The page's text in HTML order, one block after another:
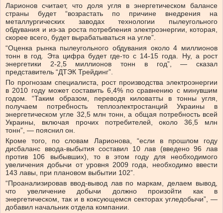
Ларионов считает, что доля угля в энергетическом балансе
страны будет “возрастать по причине внедрения на
металлургических заводах технологии пылеугольного
обдувания и из-за роста потребления электроэнергии, которая,
скорее всего, будет вырабатываться на угле”.
“Оценка рынка пылеугольного обдувания около 4 миллионов
тонн в год. Эта цифра будет где-то с 14-15 года. Ну, а рост
энергетики 2-2,5 миллионов тонн в год”, — сказал
представитель “ДТЭК Трейдинг”.
По прогнозам специалиста, рост производства электроэнергии
в 2010 году может составить 6,4% по сравнению с минувшим
годом. “Таким образом, переводя киловатты в тонны угля,
получаем потребность теплоэлектростанций Украины в
энергетическом угле 32,5 млн тонн, а общая потребность всей
Украины, включая прочих потребителей, около 36,5 млн
тонн”, — пояснил он.
Кроме того, по словам Ларионова, “если в прошлом году
дисбаланс ввода-выбытия составил 10 лав (введено 96 лав
против 106 выбывших), то в этом году для необходимого
увеличения добычи от уровня 2009 года, необходимо ввести
143 лавы, при плановом выбытии 102”.
“Проанализировав ввод-вывод лав по маркам, делаем вывод,
что увеличение добычи должно произойти как в
энергетическом, так и в коксующемся секторах угледобычи”, —
добавил начальник отдела компании.